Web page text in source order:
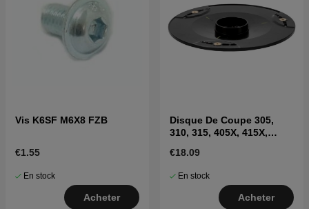
Vis K6SF M6X8 FZB
€1.55
En stock
Acheter
Disque De Coupe 305,
310, 315, 405X, 415X,
€18.09
En stock
Acheter